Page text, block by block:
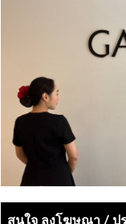
สนใจ ลงโฆษณา / ป